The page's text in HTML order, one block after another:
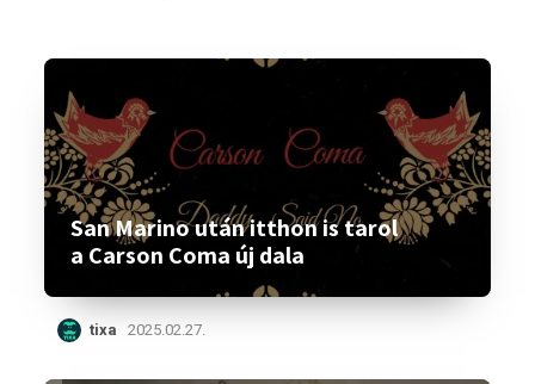
San Marino után itthon is tarol
a Carson Coma új dala
tixa 2025.02.27.